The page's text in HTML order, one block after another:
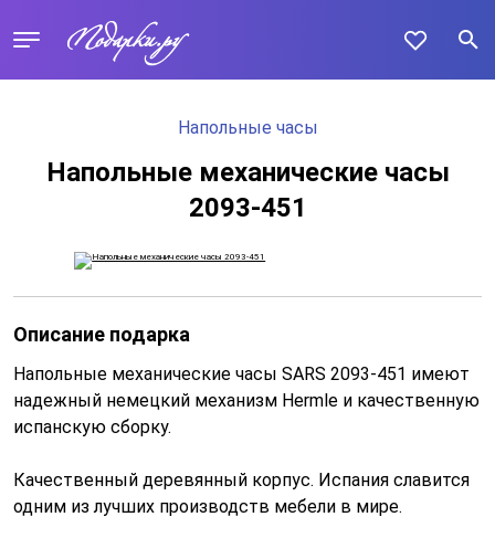
Напольные часы
Напольные механические часы
2093-451
Описание подарка
Напольные механические часы SARS 2093-451 имеют
надежный немецкий механизм Hermle и качественную
испанскую сборку.
Качественный деревянный корпус. Испания славится
одним из лучших производств мебели в мире.